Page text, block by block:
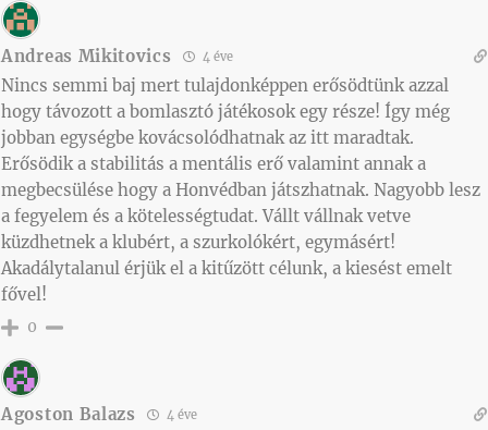
Andreas Mikitovics 4 éve
Nincs semmi baj mert tulajdonképpen erősödtünk azzal
hogy távozott a bomlasztó játékosok egy része! Így még
jobban egységbe kovácsolódhatnak az itt maradtak.
Erősödik a stabilitás a mentális erő valamint annak a
megbecsülése hogy a Honvédban játszhatnak. Nagyobb lesz
a fegyelem és a kötelességtudat. Vállt vállnak vetve
küzdhetnek a klubért, a szurkolókért, egymásért!
Akadálytalanul érjük el a kitűzött célunk, a kiesést emelt
fővel!
0
Agoston Balazs 4 éve